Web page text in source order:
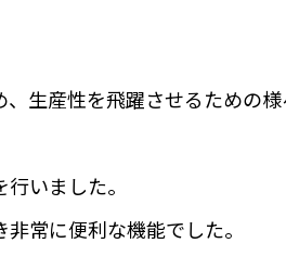
生産性を飛躍させるための
いました。
常に便利な機能でした。